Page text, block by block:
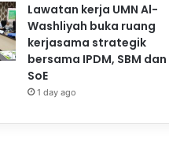
Lawatan kerja UMN Al-
Washliyah buka ruang
kerjasama strategik
bersama IPDM, SBM dan
SoE
1 day ago